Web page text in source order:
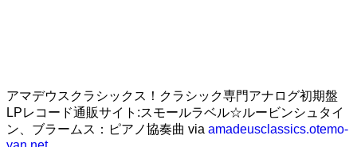
アマデウスクラシックス！クラシック専門アナログ初期盤
LPレコード通販サイト:スモールラベル☆ルービンシュタイ
ン、ブラームス：ピアノ協奏曲 via amadeusclassics.otemo-